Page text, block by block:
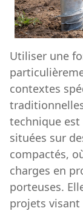
Utiliser une
contextes
technique
situées sur
compactés,
charges en
porteuses.
projets